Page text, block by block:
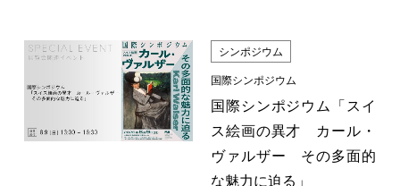
シンポジウム
国際シンポジウム
国際シンポジウム「スイ
ス絵画の異才 カール・
ヴァルザー その多面的
な魅力に迫る」